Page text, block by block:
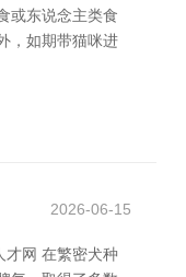
或东说念主类食
，如期带猫咪进
2026-06-15
才网 在繁密犬种